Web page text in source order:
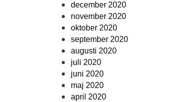
december 2020
november 2020
oktober 2020
september 2020
augusti 2020
juli 2020
juni 2020
maj 2020
april 2020